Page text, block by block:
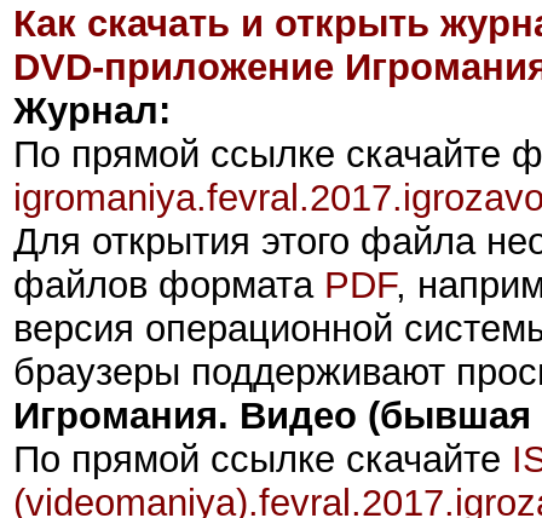
Как скачать и открыть
DVD-приложение
Журнал:
По прямой ссылке скачайте
igromaniya.fevral.2017
Для открытия этого файла
файлов формата PDF,
версия операционной
браузеры поддерживают
Игромания. Видео
По прямой ссылке скачайте
(videomaniya).fevral .2017